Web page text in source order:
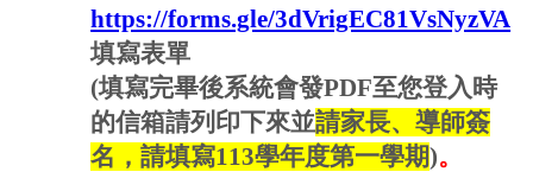
https://forms.gle/3dVrigEC81VsNyzVA
填寫表單
(填寫完畢後系統會發PDF至您登入時
的信箱請列印下來並請家長、導師簽
名，請填寫113學年度第一學期)。